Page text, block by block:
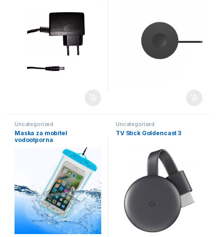
Uncategorized
Maska za mobitel
vodootporna
Uncategorized
TV Stick Goldencast 3